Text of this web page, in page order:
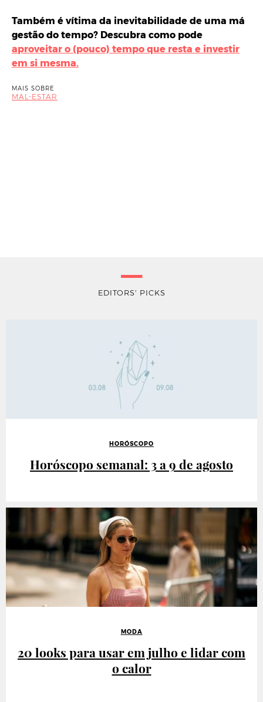
Também é vítima da inevitabilidade de uma má
gestão do tempo? Descubra como pode
aproveitar o (pouco) tempo que resta e investir
em si mesma.
MAIS SOBRE
MAL-ESTAR
EDITORS' PICKS
HORÓSCOPO
Horóscopo semanal: 3 a 9 de agosto
MODA
20 looks para usar em julho e lidar com
o calor